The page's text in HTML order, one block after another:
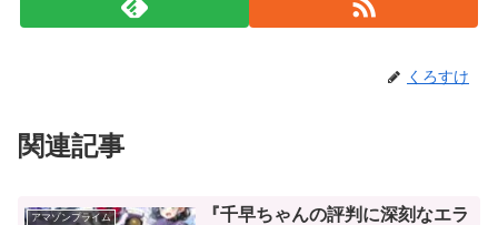
くろすけ
関連記事
アマゾンプライム
『千早ちゃんの評判に深刻なエラ